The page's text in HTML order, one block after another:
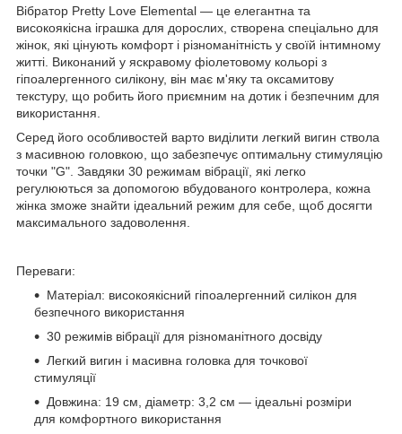
Вібратор Pretty Love Elemental — це елегантна та
високоякісна іграшка для дорослих, створена спеціально для
жінок, які цінують комфорт і різноманітність у своїй інтимному
житті. Виконаний у яскравому фіолетовому кольорі з
гіпоалергенного силікону, він має м'яку та оксамитову
текстуру, що робить його приємним на дотик і безпечним для
використання.
Серед його особливостей варто виділити легкий вигин ствола
з масивною головкою, що забезпечує оптимальну стимуляцію
точки "G". Завдяки 30 режимам вібрації, які легко
регулюються за допомогою вбудованого контролера, кожна
жінка зможе знайти ідеальний режим для себе, щоб досягти
максимального задоволення.
Переваги:
Матеріал: високоякісний гіпоалергенний силікон для
безпечного використання
30 режимів вібрації для різноманітного досвіду
Легкий вигин і масивна головка для точкової
стимуляції
Довжина: 19 см, діаметр: 3,2 см — ідеальні розміри
для комфортного використання